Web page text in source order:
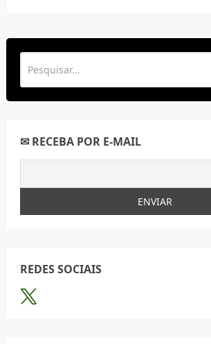
✉ RECEBA POR E-MAIL
REDES SOCIAIS